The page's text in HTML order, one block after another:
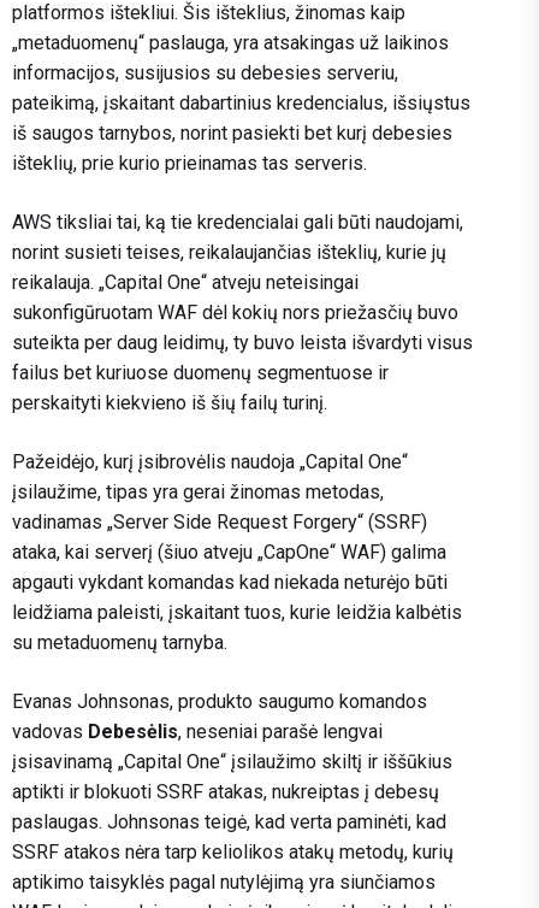
platformos ištekliui. Šis išteklius, žinomas kaip
„metaduomenų“ paslauga, yra atsakingas už laikinos
informacijos, susijusios su debesies serveriu,
pateikimą, įskaitant dabartinius kredencialus, išsiųstus
iš saugos tarnybos, norint pasiekti bet kurį debesies
išteklių, prie kurio prieinamas tas serveris.
AWS tiksliai tai, ką tie kredencialai gali būti naudojami,
norint susieti teises, reikalaujančias išteklių, kurie jų
reikalauja. „Capital One“ atveju neteisingai
sukonfigūruotam WAF dėl kokių nors priežasčių buvo
suteikta per daug leidimų, ty buvo leista išvardyti visus
failus bet kuriuose duomenų segmentuose ir
perskaityti kiekvieno iš šių failų turinį.
Pažeidėjo, kurį įsibrovėlis naudoja „Capital One“
įsilaužime, tipas yra gerai žinomas metodas,
vadinamas „Server Side Request Forgery“ (SSRF)
ataka, kai serverį (šiuo atveju „CapOne“ WAF) galima
apgauti vykdant komandas kad niekada neturėjo būti
leidžiama paleisti, įskaitant tuos, kurie leidžia kalbėtis
su metaduomenų tarnyba.
Evanas Johnsonas, produkto saugumo komandos
vadovas Debesėlis, neseniai parašė lengvai
įsisavinamą „Capital One“ įsilaužimo skiltį ir iššūkius
aptikti ir blokuoti SSRF atakas, nukreiptas į debesų
paslaugas. Johnsonas teigė, kad verta paminėti, kad
SSRF atakos nėra tarp keliolikos atakų metodų, kurių
aptikimo taisyklės pagal nutylėjimą yra siunčiamos